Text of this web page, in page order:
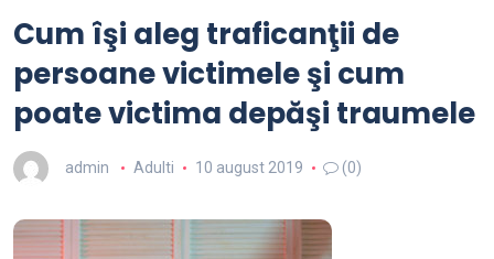
Cum îşi aleg traficanţii de
persoane victimele şi cum
poate victima depăşi traumele
admin Adulti 10 august 2019 (0)